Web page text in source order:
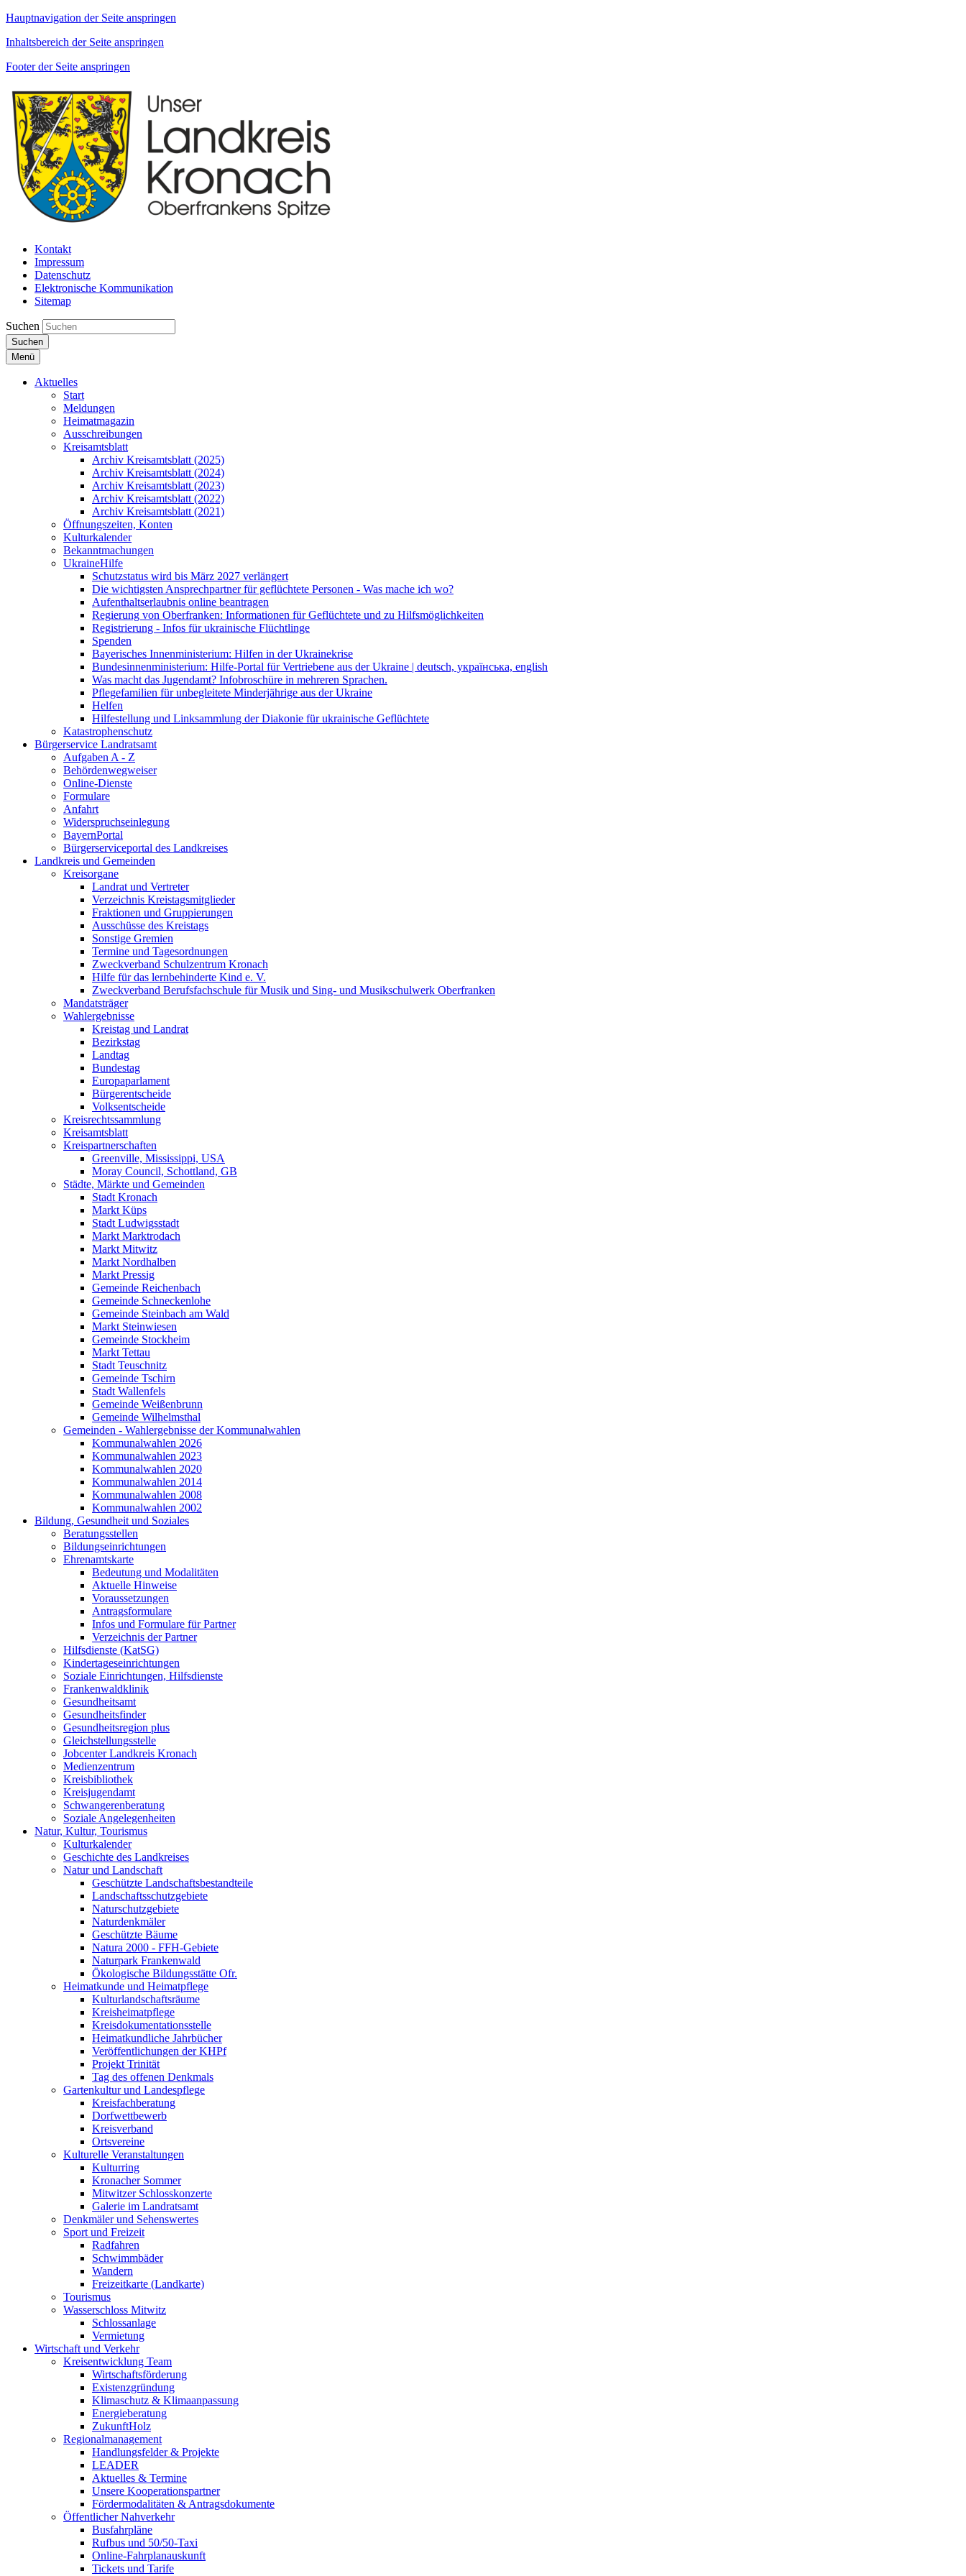
Hauptnavigation der Seite anspringen
Inhaltsbereich der Seite anspringen
Footer der Seite anspringen
Kontakt
Impressum
Datenschutz
Elektronische Kommunikation
Sitemap
Suchen
Suchen
Menü
Aktuelles
Start
Meldungen
Heimatmagazin
Ausschreibungen
Kreisamtsblatt
Archiv Kreisamtsblatt (2025)
Archiv Kreisamtsblatt (2024)
Archiv Kreisamtsblatt (2023)
Archiv Kreisamtsblatt (2022)
Archiv Kreisamtsblatt (2021)
Öffnungszeiten, Konten
Kulturkalender
Bekanntmachungen
UkraineHilfe
Schutzstatus wird bis März 2027 verlängert
Die wichtigsten Ansprechpartner für geflüchtete Personen - Was mache ich wo?
Aufenthaltserlaubnis online beantragen
Regierung von Oberfranken: Informationen für Geflüchtete und zu Hilfsmöglichkeiten
Registrierung - Infos für ukrainische Flüchtlinge
Spenden
Bayerisches Innenministerium: Hilfen in der Ukrainekrise
Bundesinnenministerium: Hilfe-Portal für Vertriebene aus der Ukraine | deutsch, українська, english
Was macht das Jugendamt? Infobroschüre in mehreren Sprachen.
Pflegefamilien für unbegleitete Minderjährige aus der Ukraine
Helfen
Hilfestellung und Linksammlung der Diakonie für ukrainische Geflüchtete
Katastrophenschutz
Bürgerservice Landratsamt
Aufgaben A - Z
Behördenwegweiser
Online-Dienste
Formulare
Anfahrt
Widerspruchseinlegung
BayernPortal
Bürgerserviceportal des Landkreises
Landkreis und Gemeinden
Kreisorgane
Landrat und Vertreter
Verzeichnis Kreistagsmitglieder
Fraktionen und Gruppierungen
Ausschüsse des Kreistags
Sonstige Gremien
Termine und Tagesordnungen
Zweckverband Schulzentrum Kronach
Hilfe für das lernbehinderte Kind e. V.
Zweckverband Berufsfachschule für Musik und Sing- und Musikschulwerk Oberfranken
Mandatsträger
Wahlergebnisse
Kreistag und Landrat
Bezirkstag
Landtag
Bundestag
Europaparlament
Bürgerentscheide
Volksentscheide
Kreisrechtssammlung
Kreisamtsblatt
Kreispartnerschaften
Greenville, Mississippi, USA
Moray Council, Schottland, GB
Städte, Märkte und Gemeinden
Stadt Kronach
Markt Küps
Stadt Ludwigsstadt
Markt Marktrodach
Markt Mitwitz
Markt Nordhalben
Markt Pressig
Gemeinde Reichenbach
Gemeinde Schneckenlohe
Gemeinde Steinbach am Wald
Markt Steinwiesen
Gemeinde Stockheim
Markt Tettau
Stadt Teuschnitz
Gemeinde Tschirn
Stadt Wallenfels
Gemeinde Weißenbrunn
Gemeinde Wilhelmsthal
Gemeinden - Wahlergebnisse der Kommunalwahlen
Kommunalwahlen 2026
Kommunalwahlen 2023
Kommunalwahlen 2020
Kommunalwahlen 2014
Kommunalwahlen 2008
Kommunalwahlen 2002
Bildung, Gesundheit und Soziales
Beratungsstellen
Bildungseinrichtungen
Ehrenamtskarte
Bedeutung und Modalitäten
Aktuelle Hinweise
Voraussetzungen
Antragsformulare
Infos und Formulare für Partner
Verzeichnis der Partner
Hilfsdienste (KatSG)
Kindertageseinrichtungen
Soziale Einrichtungen, Hilfsdienste
Frankenwaldklinik
Gesundheitsamt
Gesundheitsfinder
Gesundheitsregion plus
Gleichstellungsstelle
Jobcenter Landkreis Kronach
Medienzentrum
Kreisbibliothek
Kreisjugendamt
Schwangerenberatung
Soziale Angelegenheiten
Natur, Kultur, Tourismus
Kulturkalender
Geschichte des Landkreises
Natur und Landschaft
Geschützte Landschaftsbestandteile
Landschaftsschutzgebiete
Naturschutzgebiete
Naturdenkmäler
Geschützte Bäume
Natura 2000 - FFH-Gebiete
Naturpark Frankenwald
Ökologische Bildungsstätte Ofr.
Heimatkunde und Heimatpflege
Kulturlandschaftsräume
Kreisheimatpflege
Kreisdokumentationsstelle
Heimatkundliche Jahrbücher
Veröffentlichungen der KHPf
Projekt Trinität
Tag des offenen Denkmals
Gartenkultur und Landespflege
Kreisfachberatung
Dorfwettbewerb
Kreisverband
Ortsvereine
Kulturelle Veranstaltungen
Kulturring
Kronacher Sommer
Mitwitzer Schlosskonzerte
Galerie im Landratsamt
Denkmäler und Sehenswertes
Sport und Freizeit
Radfahren
Schwimmbäder
Wandern
Freizeitkarte (Landkarte)
Tourismus
Wasserschloss Mitwitz
Schlossanlage
Vermietung
Wirtschaft und Verkehr
Kreisentwicklung Team
Wirtschaftsförderung
Existenzgründung
Klimaschutz & Klimaanpassung
Energieberatung
ZukunftHolz
Regionalmanagement
Handlungsfelder & Projekte
LEADER
Aktuelles & Termine
Unsere Kooperationspartner
Fördermodalitäten & Antragsdokumente
Öffentlicher Nahverkehr
Busfahrpläne
Rufbus und 50/50-Taxi
Online-Fahrplanauskunft
Tickets und Tarife